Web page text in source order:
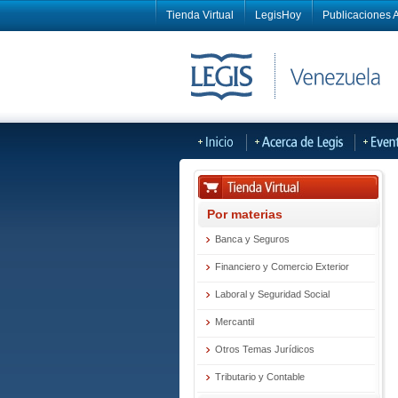
Tienda Virtual LegisHoy Publicaciones
Por materias
Banca y Seguros
Financiero y Comercio Exterior
Laboral y Seguridad Social
Mercantil
Otros Temas Jurídicos
Tributario y Contable